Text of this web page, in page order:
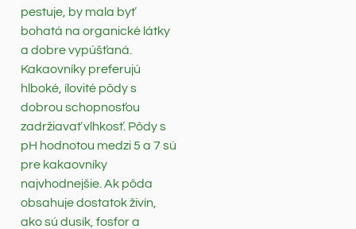
pestuje, by mala byť
bohatá na organické látky
a dobre vypúšťaná.
Kakaovníky preferujú
hlboké, ílovité pôdy s
dobrou schopnosťou
zadržiavať vlhkosť. Pôdy s
pH hodnotou medzi 5 a 7 sú
pre kakaovníky
najvhodnejšie. Ak pôda
obsahuje dostatok živín,
ako sú dusík, fosfor a